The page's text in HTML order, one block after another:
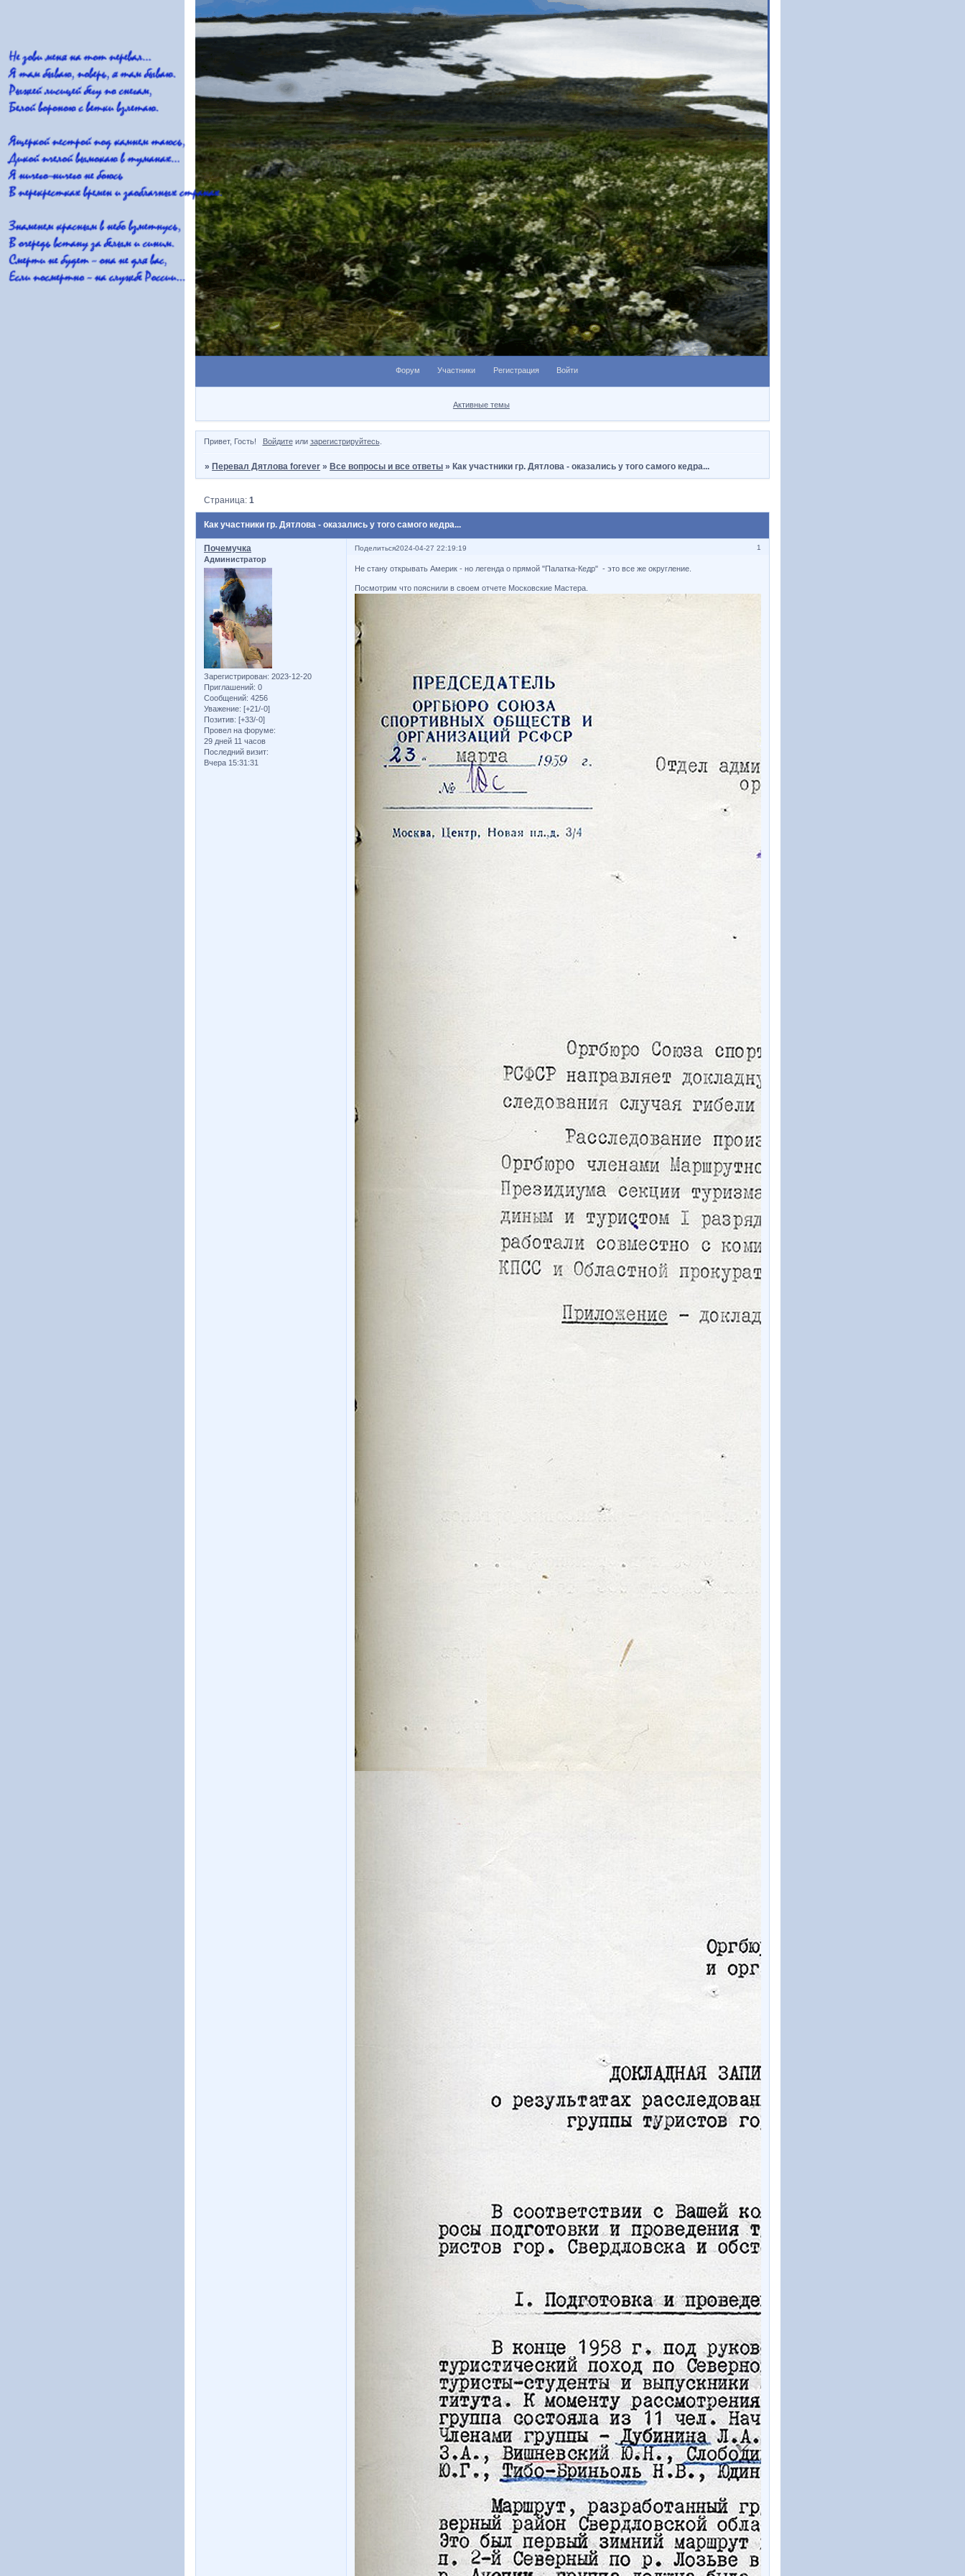
Форум Участники Регистрация Войти
Активные темы
Привет, Гость! Войдитеили зарегистрируйтесь.
»Перевал Дятлова forever »Все вопросы и все ответы »Как участники гр. Дятлова - оказались у того самого кедра...
Как участники гр. Дятлова - оказались у того самого кедра...
Страница:1
Поделиться 1
2024-04-27 22:19:19
Почемучка
Администратор
Зарегистрирован: 2023-12-20
Приглашений: 0
Сообщений: 4256
Уважение: [+21/-0]
Позитив: [+33/-0]
Провел на форуме:
29 дней 11 часов
Последний визит:
Вчера 15:31:31
Не стану открывать Америк - но легенда о прямой "Палатка-Кедр" - это все же округление.
Посмотрим что пояснили в своем отчете Московские Мастера.